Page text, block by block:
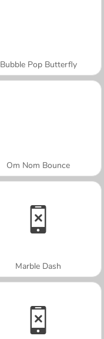
Bubble Pop Butterfly
Om Nom Bounce
Marble Dash